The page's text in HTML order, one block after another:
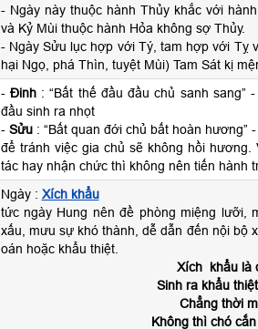
- Ngày này thuộc hành Thủy khắc với
và Kỷ Mùi thuộc hành Hỏa không sợ Thủy.
- Ngày Sửu lục hợp với Tý, tam hợp với Tỵ
hại Ngọ, phá Thìn, tuyệt Mùi) Tam Sát kị
- Đinh: “Bất thế đầu đầu chủ sanh sang”
đầu sinh ra nhọt
- Sửu: “Bất quan đới chủ bất hoàn hương”
để tránh việc gia chủ sẽ không hồi
tác hay nhận chức thì không nên tiến hành
Ngày : Xích khẩu
tức ngày Hung nên đề phòng miệng lưỡi,
xấu, mưu sự khó thành, dễ dẫn đến nội bộ
oán hoặc khẩu thiệt.
Xích khẩu là
Sinh ra khẩu
Chẳng thời
Không thì chó